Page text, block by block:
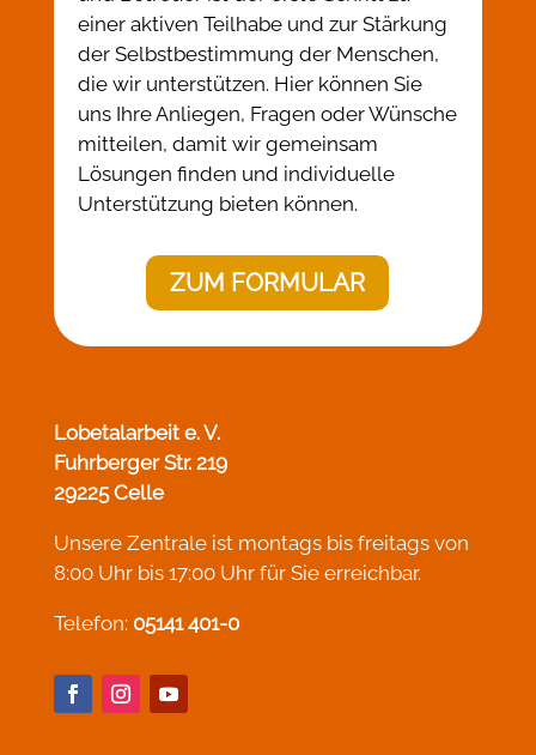
einer aktiven Teilhabe und zur Stärkung
der Selbstbestimmung der Menschen,
die wir unterstützen. Hier können Sie
uns Ihre Anliegen, Fragen oder Wünsche
mitteilen, damit wir gemeinsam
Lösungen finden und individuelle
Unterstützung bieten können.
ZUM FORMULAR
Lobetalarbeit e. V.
Fuhrberger Str. 219
29225 Celle
Unsere Zentrale ist montags bis freitags von
8:00 Uhr bis 17:00 Uhr für Sie erreichbar.
Telefon: 05141 401-0